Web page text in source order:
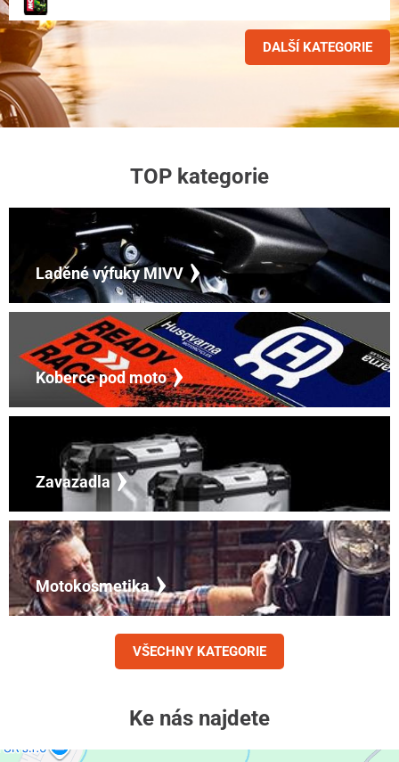
DALŠÍ KATEGORIE
TOP kategorie
Laděné výfuky MIVV
Koberce pod moto
Zavazadla
Motokosmetika
VŠECHNY KATEGORIE
Ke nás najdete